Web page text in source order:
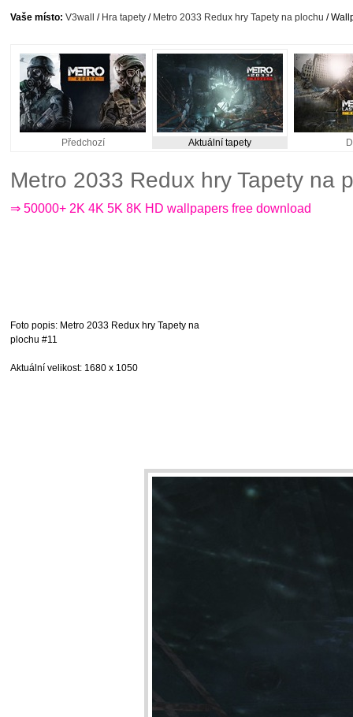
Vaše místo: V3wall / Hra tapety / Metro 2033 Redux hry Tapety na plochu /
Předchozí Aktuální tapety
Metro 2033 Redux hry Tapety na
⇒ 50000+ 2K 4K 5K 8K HD wallpapers free download
Foto popis: Metro 2033 Redux hry Tapety na
plochu #11
Aktuální velikost: 1680 x 1050